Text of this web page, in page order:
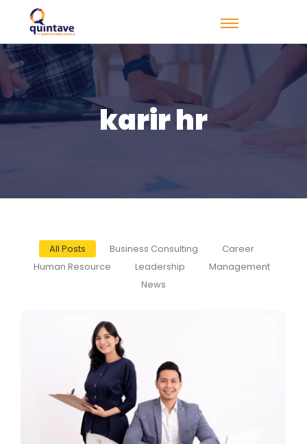
karir hr
All Posts Business Consulting
Career
Human Resource
Leadership
Management
News